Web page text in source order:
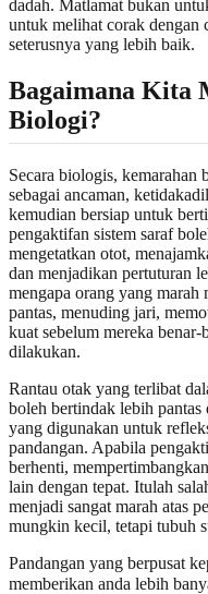
dadah. Matlamat bukan
untuk melihat corak
seterusnya yang lebih baik.
Bagaimana Kita
Biologi?
Secara biologis, kemarahan
sebagai ancaman,
kemudian bersiap untuk
pengaktifan sistem saraf
mengetatkan otot,
dan menjadikan pertuturan
mengapa orang yang
pantas, menuding jari,
kuat sebelum mereka
dilakukan.
Rantau otak yang terlibat
boleh bertindak lebih pantas
yang digunakan untuk
pandangan. Apabila
berhenti,
lain dengan tepat. Itulah
menjadi sangat marah atas
mungkin kecil, tetapi tubuh
Pandangan yang berpusat
memberikan anda lebih